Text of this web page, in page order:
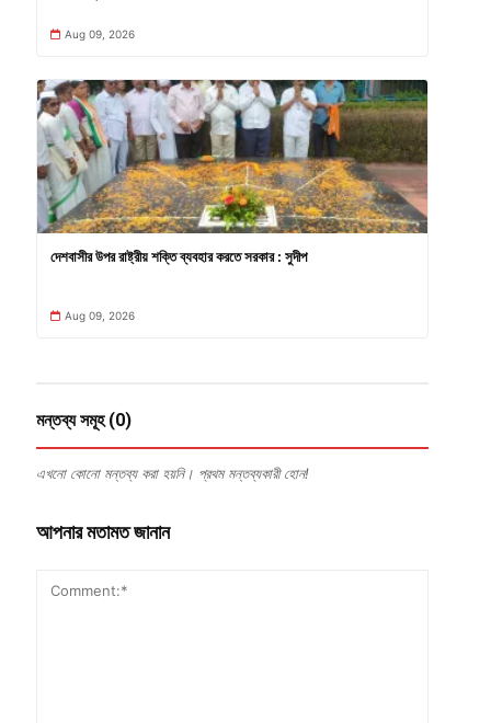
Aug 09, 2026
দেশবাসীর উপর রাষ্ট্রীয় শক্তি ব্যবহার করতে সরকার : সুদীপ
Aug 09, 2026
মন্তব্য সমূহ (0)
এখনো কোনো মন্তব্য করা হয়নি। প্রথম মন্তব্যকারী হোন!
আপনার মতামত জানান